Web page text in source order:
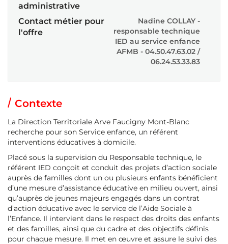
administrative
Contact métier pour
l'offre
Nadine COLLAY -
responsable technique
IED au service enfance
AFMB - 04.50.47.63.02 /
06.24.53.33.83
Contexte
La Direction Territoriale Arve Faucigny Mont-Blanc
recherche pour son Service enfance, un référent
interventions éducatives à domicile.
Placé sous la supervision du Responsable technique, le
référent IED conçoit et conduit des projets d’action sociale
auprès de familles dont un ou plusieurs enfants bénéficient
d’une mesure d’assistance éducative en milieu ouvert, ainsi
qu’auprès de jeunes majeurs engagés dans un contrat
d’action éducative avec le service de l’Aide Sociale à
l’Enfance. Il intervient dans le respect des droits des enfants
et des familles, ainsi que du cadre et des objectifs définis
pour chaque mesure. Il met en œuvre et assure le suivi des